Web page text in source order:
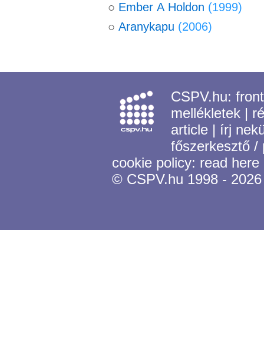
○ Ember A Holdon (1999)
○ Aranykapu (2006)
CSPV.hu:
mellékletek |
article | írj
főszerkesztő
cookie policy: read here
© CSPV.hu 1998 - 2026